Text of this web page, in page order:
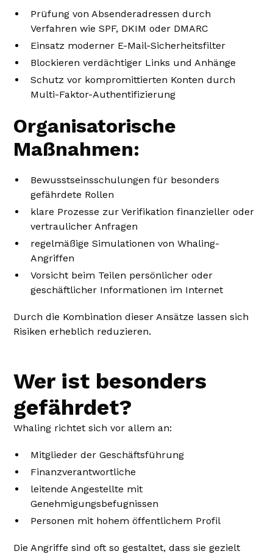
Prüfung von Absenderadressen durch
Verfahren wie SPF, DKIM oder DMARC
Einsatz moderner E-Mail-Sicherheitsfilter
Blockieren verdächtiger Links und Anhänge
Schutz vor kompromittierten Konten durch
Multi-Faktor-Authentifizierung
Organisatorische
Maßnahmen:
Bewusstseinsschulungen für besonders
gefährdete Rollen
klare Prozesse zur Verifikation finanzieller oder
vertraulicher Anfragen
regelmäßige Simulationen von Whaling-
Angriffen
Vorsicht beim Teilen persönlicher oder
geschäftlicher Informationen im Internet
Durch die Kombination dieser Ansätze lassen sich
Risiken erheblich reduzieren.
Wer ist besonders
gefährdet?
Whaling richtet sich vor allem an:
Mitglieder der Geschäftsführung
Finanzverantwortliche
leitende Angestellte mit
Genehmigungsbefugnissen
Personen mit hohem öffentlichem Profil
Die Angriffe sind oft so gestaltet, dass sie gezielt